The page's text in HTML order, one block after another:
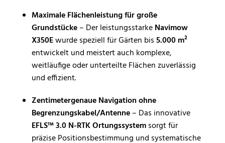
Maximale Flächenleistung für große
Grundstücke– Der leistungsstarkeNavimow
X350Ewurde speziell für Gärten bis5.000 m²
entwickelt und meistert auch komplexe,
weitläufige oder unterteilte Flächen zuverlässig
und effizient.
Zentimetergenaue Navigation ohne
Begrenzungskabel/Antenne– Das innovative
EFLS™ 3.0 N-RTK Ortungssystemsorgt für
präzise Positionsbestimmung und systematische